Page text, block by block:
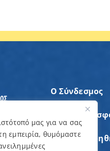
μας για να σας
εμπειρία, θυμόμαστε
Ο Σύνδεσμος
Άξονες
Θέλω να